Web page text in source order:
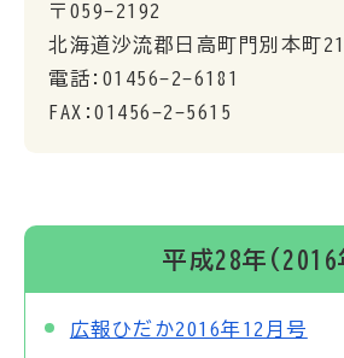
〒059-2192
北海道沙流郡日高町門別本町
電話:01456-2-6181
FAX:01456-2-5615
平成28年
広報ひだか2016年12月号